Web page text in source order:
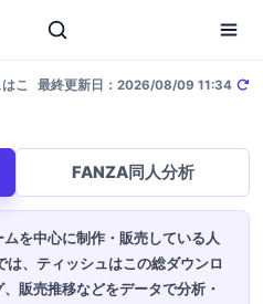
こ 最終更新日：2026/08/09 11:34
FANZA同人分析
ムを中心に制作・販売している人
は、ティッシュはこの総ダウンロ
販売推移などをデータで分析・